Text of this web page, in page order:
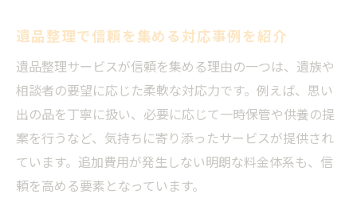
遺品整理で信頼を集める対応事例を紹介
遺品整理サービスが信頼を集める理由の一つは、遺族や
相談者の要望に応じた柔軟な対応力です。例えば、思い
出の品を丁寧に扱い、必要に応じて一時保管や供養の提
案を行うなど、気持ちに寄り添ったサービスが提供され
ています。追加費用が発生しない明朗な料金体系も、信
頼を高める要素となっています。